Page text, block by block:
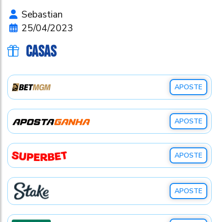
Sebastian
25/04/2023
CASAS
APOSTE
APOSTE
APOSTE
APOSTE